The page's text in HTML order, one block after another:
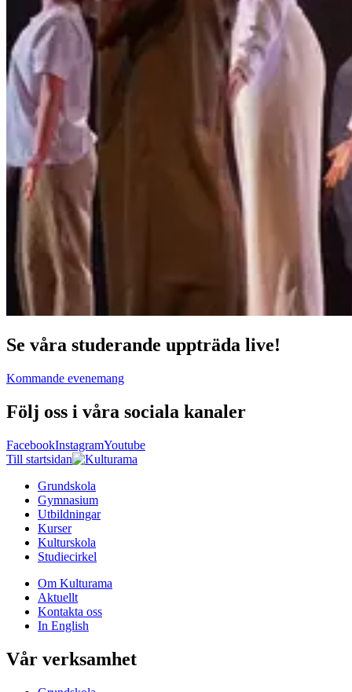
Se våra studerande uppträda live!
Kommande evenemang
Följ oss i våra sociala kanaler
FacebookInstagramYoutube
Till startsidan
Grundskola
Gymnasium
Utbildningar
Kurser
Kulturskola
Studiecirkel
Om Kulturama
Aktuellt
Kontakta oss
In English
Vår verksamhet